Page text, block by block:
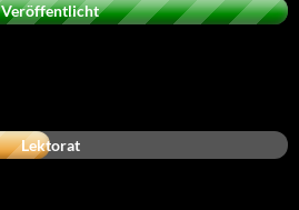
Veröffentlicht
Lektorat